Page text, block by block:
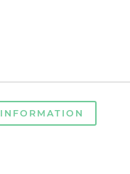
INFORMATION